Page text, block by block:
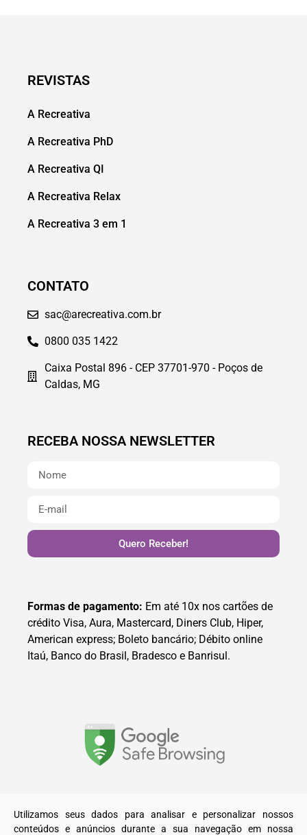
REVISTAS
A Recreativa
A Recreativa PhD
A Recreativa QI
A Recreativa Relax
A Recreativa 3 em 1
CONTATO
sac@arecreativa.com.br
0800 035 1422
Caixa Postal 896 - CEP 37701-970 - Poços de
Caldas, MG
RECEBA NOSSA NEWSLETTER
Quero Receber!
Formas de pagamento: Em até 10x nos cartões de
crédito Visa, Aura, Mastercard, Diners Club, Hiper,
American express; Boleto bancário; Débito online
Itaú, Banco do Brasil, Bradesco e Banrisul.
© 2025. Todos os direitos reservados a A Recreativa LTDA.
Utilizamos seus dados para analisar e personalizar nossos
conteúdos e anúncios durante a sua navegação em nossa